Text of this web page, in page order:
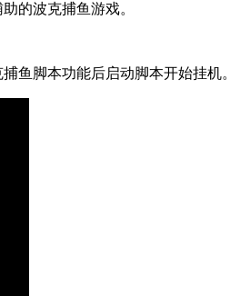
的波克捕鱼游戏。
鱼脚本功能后启动脚本开始挂机。